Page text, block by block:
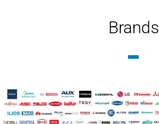
WIFI Standard
Brands